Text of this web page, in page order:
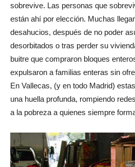
sobrevive. Las personas que
están ahí por elección. Muchas
desahucios, después de no poder
desorbitados o tras perder su
buitre que compraron bloques
expulsaron a familias enteras sin
En Vallecas, (y en todo Madrid)
una huella profunda, rompiendo
a la pobreza a quienes siempre